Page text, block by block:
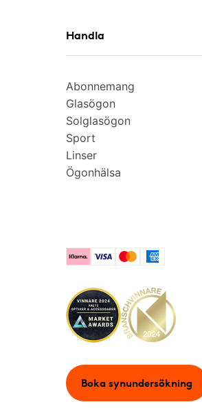
Handla
Abonnemang
Glasögon
Solglasögon
Sport
Linser
Ögonhälsa
KlarnaVisa MastercardAmerican
Boka synundersökning